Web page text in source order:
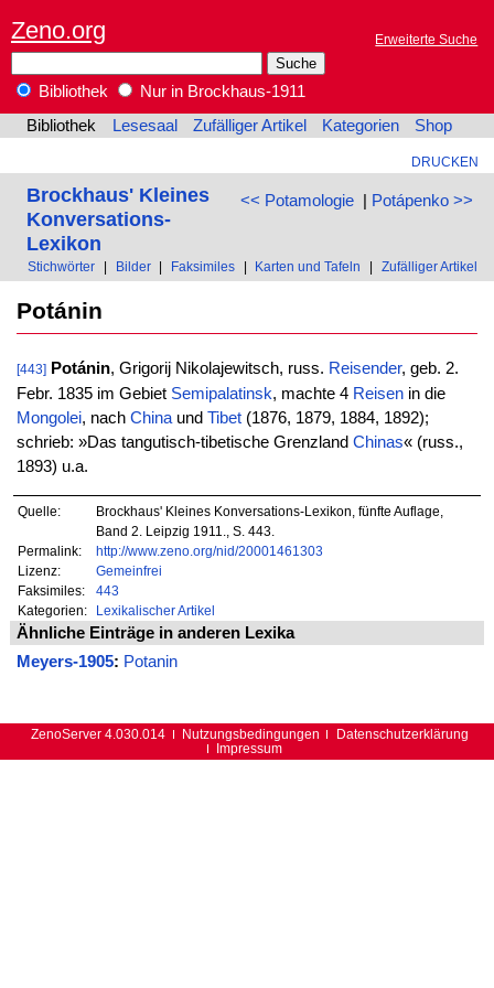
Zeno.org Erweiterte Suche
Bibliothek
Nur in Brockhaus-1911
Bibliothek
Lesesaal Zufälliger Artikel Kategorien Shop
DRUCKEN
<< Potamologie| Potápenko >>
Brockhaus' Kleines
Konversations-
Lexikon
Stichwörter Bilder Faksimiles Karten und Tafeln Zufälliger Artikel
Potánin
[443] Potánin, Grigorij Nikolajewitsch, russ. Reisender, geb. 2.
Febr. 1835 im Gebiet Semipalatinsk, machte 4 Reisenin die
Mongolei, nach Chinaund Tibet(1876, 1879, 1884, 1892);
schrieb: »Das tangutisch-tibetische Grenzland Chinas« (russ.,
1893) u.a.
Quelle:
Brockhaus' Kleines Konversations-Lexikon, fünfte Auflage,
Band 2. Leipzig 1911., S. 443.
Permalink:
http://www.zeno.org/nid/20001461303
Lizenz:
Gemeinfrei
Faksimiles:
443
Kategorien:
Lexikalischer Artikel
Ähnliche Einträge in anderen Lexika
Meyers-1905: Potanin
ZenoServer 4.030.014 Nutzungsbedingungen
Datenschutzerklärung
Impressum